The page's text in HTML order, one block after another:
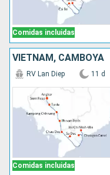
Comidas incluidas
VIETNAM, CAMBOYA
Comidas incluidas
RV Lan Diep 11 d